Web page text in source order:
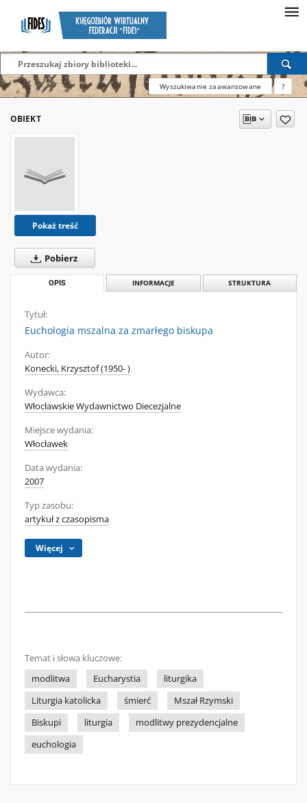
Wyszukiwanie zaawansowane ?
OBIEKT
Pokaż treść
Pobierz
OPIS INFORMACJE STRUKTURA
Tytuł:
Euchologia mszalna za zmarłego biskupa
Autor:
Konecki, Krzysztof (1950- )
Wydawca:
Włocławskie Wydawnictwo Diecezjalne
Miejsce wydania:
Włocławek
Data wydania:
2007
Typ zasobu:
artykuł z czasopisma
Więcej
Temat i słowa kluczowe:
modlitwa
Eucharystia
liturgika
Liturgia katolicka
śmierć
Mszał Rzymski
Biskupi
liturgia
modlitwy prezydencjalne
euchologia